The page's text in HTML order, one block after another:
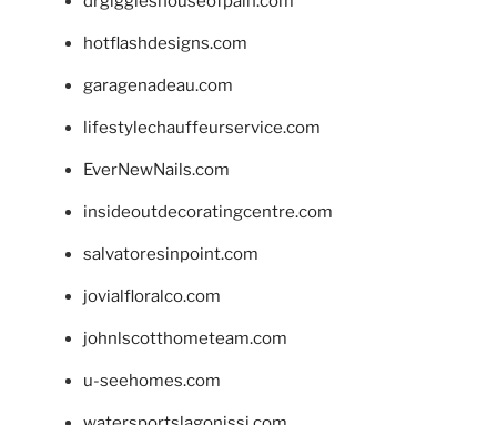
hotflashdesigns.com
garagenadeau.com
lifestylechauffeurservice.com
EverNewNails.com
insideoutdecoratingcentre.com
salvatoresinpoint.com
jovialfloralco.com
johnlscotthometeam.com
u-seehomes.com